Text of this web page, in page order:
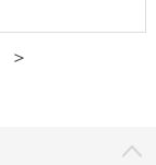
＞